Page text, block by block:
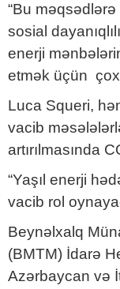
“Bu
sosial
enerji
etmək üçün çox
Luca Squeri,
vacib
artırılmasında
“Yaşıl enerji
vacib rol
Beynəlxalq
(BMTM) İdarə
Azərbaycan və